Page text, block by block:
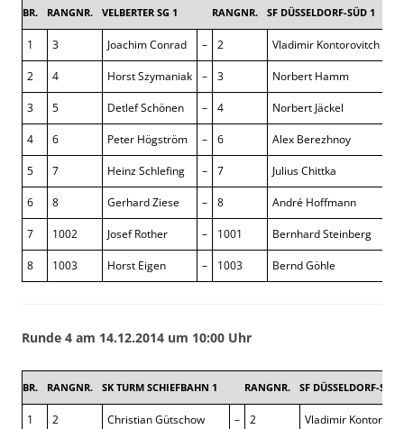
BR. RANGNR. VELBERTER SG 1 RANGNR. SF DÜSSELDORF-SÜD 1
1 3 Joachim Conrad – 2 Vladimir Kontorovitch
2 4 Horst Szymaniak – 3 Norbert Hamm
3 5 Detlef Schönen – 4 Norbert Jäckel
4 6 Peter Högström – 6 Alex Berezhnoy
5 7 Heinz Schlefing – 7 Julius Chittka
6 8 Gerhard Ziese – 8 André Hoffmann
7 1002 Josef Rother – 1001 Bernhard Steinberg
8 1003 Horst Eigen – 1003 Bernd Göhle
Runde 4 am 14.12.2014 um 10:00 Uhr
BR. RANGNR. SK TURM SCHIEFBAHN 1 RANGNR. SF DÜSSELDORF-
1 2 Christian Gütschow – 2 Vladimir